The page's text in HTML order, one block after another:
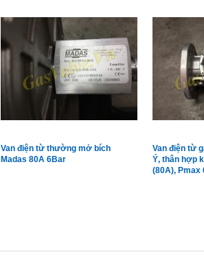
Van điện từ thường mở bích
Madas 80A 6Bar
Van điện từ
Ý, thân hợp
(80A), Pmax